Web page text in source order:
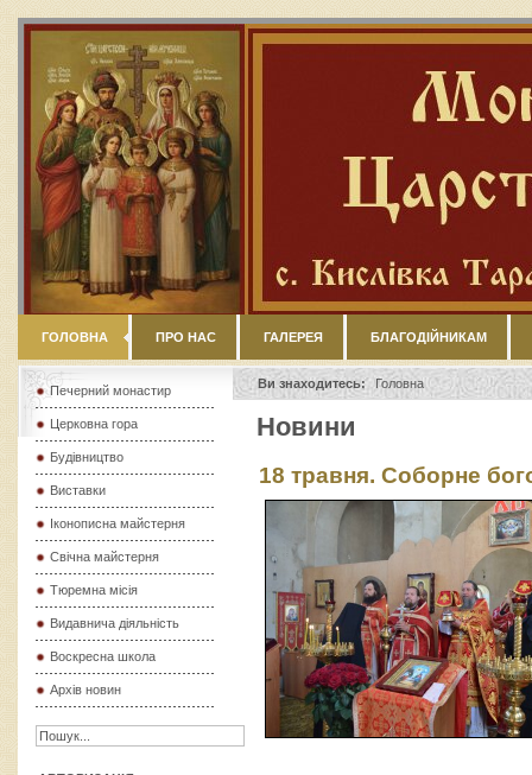
ГОЛОВНА ПРО НАС ГАЛЕРЕЯ БЛАГОДІЙНИКАМ
Печерний монастир
Церковна гора
Будівництво
Виставки
Іконописна майстерня
Свічна майстерня
Тюремна місія
Видавнича діяльність
Воскресна школа
Архів новин
Ви знаходитесь: Головна
Новини
18 травня. Соборне